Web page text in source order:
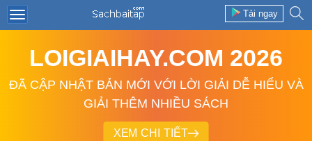
Tải ngay
LOIGIAIHAY.COM 2026
ĐÃ CẬP NHẬT BẢN MỚI VỚI LỜI GIẢI DỄ HIỂU VÀ
GIẢI THÊM NHIỀU SÁCH
XEM CHI TIẾT